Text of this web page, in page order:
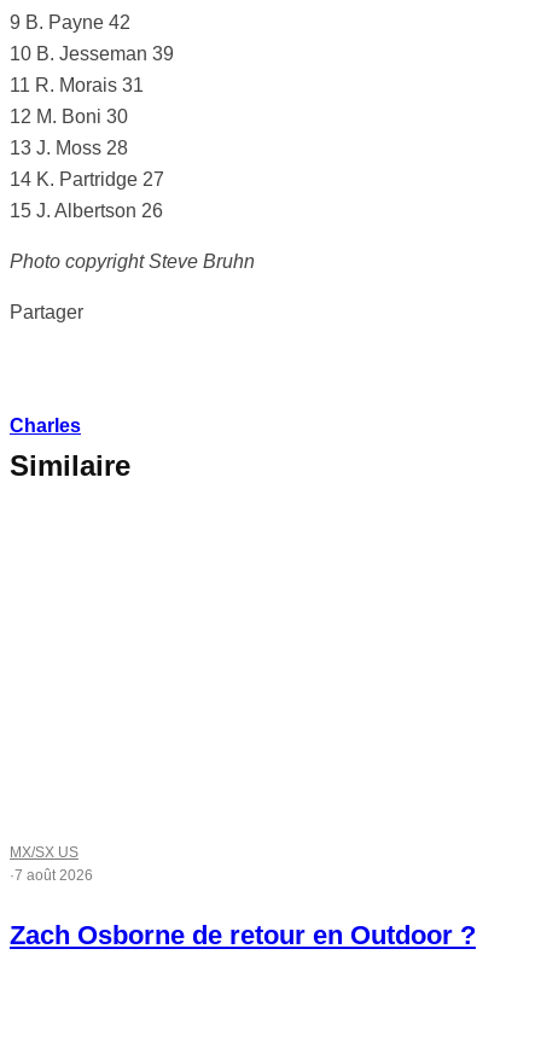
9 B. Payne 42
10 B. Jesseman 39
11 R. Morais 31
12 M. Boni 30
13 J. Moss 28
14 K. Partridge 27
15 J. Albertson 26
Photo copyright Steve Bruhn
Partager
Charles
Similaire
MX/SX US
·7 août 2026
Zach Osborne de retour en Outdoor ?